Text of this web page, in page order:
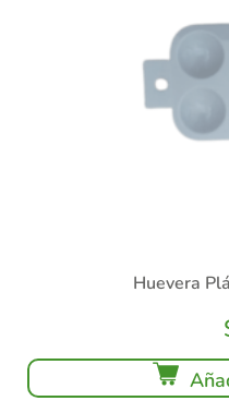
Huevera